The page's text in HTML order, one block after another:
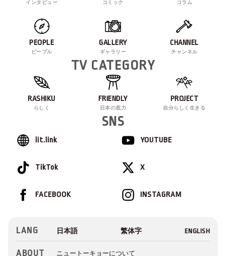
インタビュー コミック コラム
PEOPLE
ピープル
GALLERY
ギャラリー
CHANNEL
チャンネル
TV CATEGORY
RASHIKU
らしく
FRIENDLY
日本の底力
PROJECT
自分らしく生きる
SNS
lit.link YOUTUBE
TikTok X
INSTAGRAM
FACEBOOK
LANG
ABOUT ニュートーキョーについて